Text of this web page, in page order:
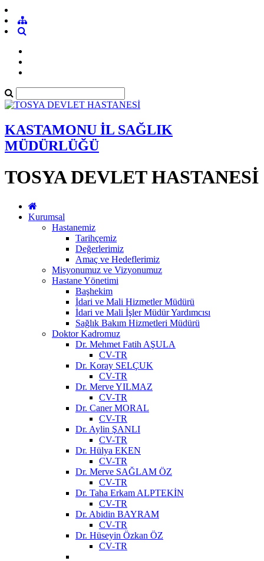
KASTAMONU İL SAĞLIK
MÜDÜRLÜĞÜ
TOSYA DEVLET HASTANESİ
Kurumsal
Hastanemiz
Tarihçemiz
Değerlerimiz
Amaç ve Hedeflerimiz
Misyonumuz ve Vizyonumuz
Hastane Yönetimi
Başhekim
İdari ve Mali Hizmetler Müdürü
İdari ve Mali İşler Müdür Yardımcısı
Sağlık Bakım Hizmetleri Müdürü
Doktor Kadromuz
Dr. Mehmet Fatih AŞULA
CV-TR
Dr. Koray SELÇUK
CV-TR
Dr. Merve YILMAZ
CV-TR
Dr. Caner MORAL
CV-TR
Dr. Aylin ŞANLI
CV-TR
Dr. Hülya EKEN
CV-TR
Dr. Merve SAĞLAM ÖZ
CV-TR
Dr. Taha Erkam ALPTEKİN
CV-TR
Dr. Abidin BAYRAM
CV-TR
Dr. Hüseyin Özkan ÖZ
CV-TR